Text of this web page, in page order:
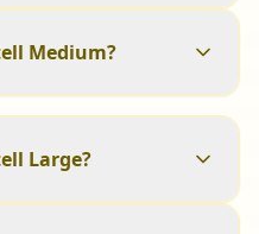
Medium?
Large?